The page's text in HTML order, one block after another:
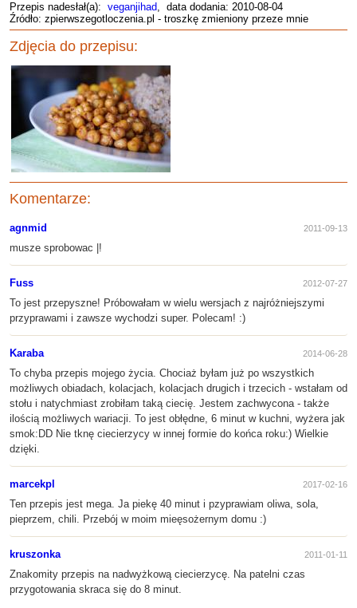
Przepis nadesłał(a): veganjihad, data dodania: 2010-08-04
Źródło: zpierwszegotloczenia.pl - troszkę zmieniony przeze mnie
Zdjęcia do przepisu:
Komentarze:
agnmid 2011-09-13
musze sprobowac |!
Fuss 2012-07-27
To jest przepyszne! Próbowałam w wielu wersjach z najróżniejszymi
przyprawami i zawsze wychodzi super. Polecam! :)
Karaba 2014-06-28
To chyba przepis mojego życia. Chociaż byłam już po wszystkich
możliwych obiadach, kolacjach, kolacjach drugich i trzecich - wstałam od
stołu i natychmiast zrobiłam taką ciecię. Jestem zachwycona - także
ilością możliwych wariacji. To jest obłędne, 6 minut w kuchni, wyżera jak
smok:DD Nie tknę ciecierzycy w innej formie do końca roku:) Wielkie
dzięki.
marcekpl 2017-02-16
Ten przepis jest mega. Ja piekę 40 minut i pzyprawiam oliwa, sola,
pieprzem, chili. Przebój w moim mieęsożernym domu :)
kruszonka 2011-01-11
Znakomity przepis na nadwyżkową ciecierzycę. Na patelni czas
przygotowania skraca się do 8 minut.